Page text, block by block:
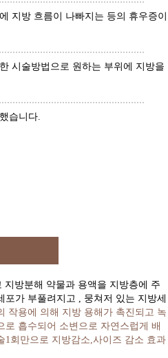
지방 흐름이 나빠지는 등의 휴우증이
시술방법으로 원하는 부위에 지방을
습니다.
방분해 약물과 용액을 지방층에 주
가 부풀려지고 , 뭉쳐저 있는 지방세
작용에 의해 지방 용해가 촉진되고 녹
흡수되어 소변으로 자연스럽게 배
1회만으로 지방감소,사이즈 감소 효과